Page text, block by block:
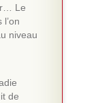
Le
niveau
de